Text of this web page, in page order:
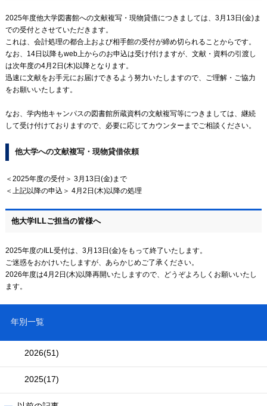
2025年度他大学図書館への文献複写・現物貸借につきましては、3月13日(金)ま
での受付とさせていただきます。
これは、会計処理の都合上および相手館の受付が締め切られることからです。
なお、14日以降もweb上からのお申込は受け付けますが、文献・資料の引渡し
は次年度の4月2日(木)以降となります。
迅速に文献をお手元にお届けできるよう努力いたしますので、ご理解・ご協力
をお願いいたします。
なお、学内他キャンパスの図書館所蔵資料の文献複写等につきましては、継続
して受け付けておりますので、必要に応じてカウンターまでご相談ください。
他大学への文献複写・現物貸借依頼
＜2025年度の受付＞ 3月13日(金)まで
＜上記以降の申込＞ 4月2日(木)以降の処理
他大学ILLご担当の皆様へ
2025年度のILL受付は、3月13日(金)をもって終了いたします。
ご迷惑をおかけいたしますが、あらかじめご了承ください。
2026年度は4月2日(木)以降再開いたしますので、どうぞよろしくお願いいたし
ます。
年別一覧
2026(51)
2025(17)